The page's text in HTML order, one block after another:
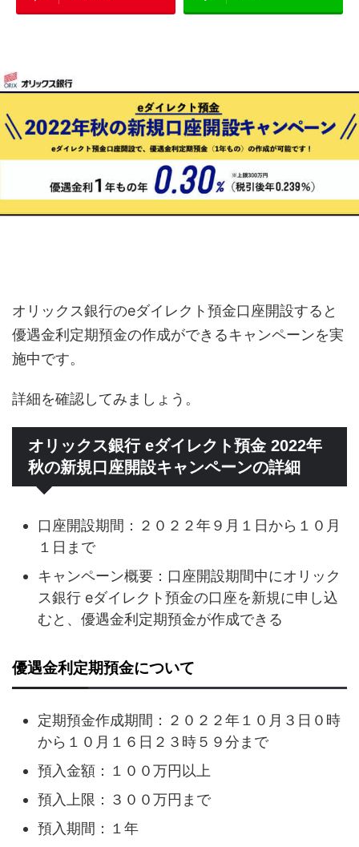
オリックス銀行のeダイレクト預金口座開設すると
優遇金利定期預金の作成ができるキャンペーンを実
施中です。
詳細を確認してみましょう。
オリックス銀行 eダイレクト預金 2022年
秋の新規口座開設キャンペーンの詳細
口座開設期間：２０２２年９月１日から１０月
１日まで
キャンペーン概要：口座開設期間中にオリック
ス銀行 eダイレクト預金の口座を新規に申し込
むと、優遇金利定期預金が作成できる
優遇金利定期預金について
定期預金作成期間：２０２２年１０月３日０時
から１０月１６日２３時５９分まで
預入金額：１００万円以上
預入上限：３００万円まで
預入期間：１年